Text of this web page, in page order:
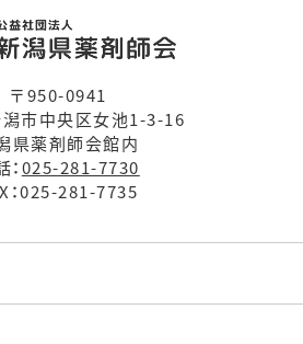
〒950-0941
市中央区女池1-3-16
県薬剤師会館内
：025-281-7730
：025-281-7735